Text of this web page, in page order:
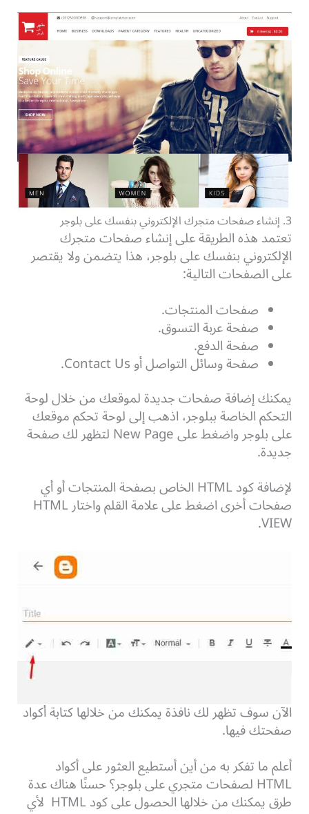
3. إنشاء صفحات متجرك الإلكتروني بنفسك على بلوجر
تعتمد هذه الطريقة على إنشاء صفحات متجرك
الإلكتروني بنفسك على بلوجر، هذا يتضمن ولا يقتصر
على الصفحات التالية:
صفحات المنتجات.
صفحة عربة التسوق.
صفحة الدفع.
صفحة وسائل التواصل أو Contact Us.
يمكنك إضافة صفحات جديدة لموقعك من خلال لوحة
التحكم الخاصة ببلوجر، اذهب إلى لوحة تحكم موقعك
على بلوجر واضغط على New Page لتظهر لك صفحة
جديدة.
لإضافة كود HTML الخاص بصفحة المنتجات أو أي
صفحات أخرى اضغط على علامة القلم واختار HTML
VIEW.
الآن سوف تظهر لك نافذة يمكنك من خلالها كتابة أكواد
صفحتك فيها.
أعلم ما تفكر به من أين أستطيع العثور على أكواد
HTML لصفحات متجري على بلوجر؟ حسنًا هناك عدة
طرق يمكنك من خلالها الحصول على كود HTML لأي